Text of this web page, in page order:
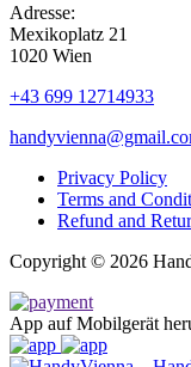
Adresse:
Mexikoplatz 21
1020 Wien
+43 699 12714933
Privacy Policy
Terms and
Refund and
Copyright © 2026
App auf Mobilgerät